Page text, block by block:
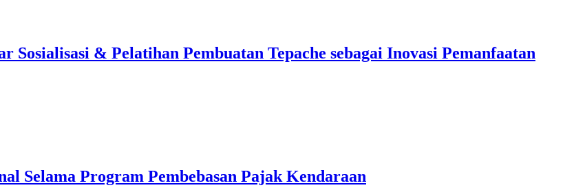
& Pelatihan Pembuatan Tepache sebagai Inovasi Pemanfaatan
Selama Program Pembebasan Pajak Kendaraan